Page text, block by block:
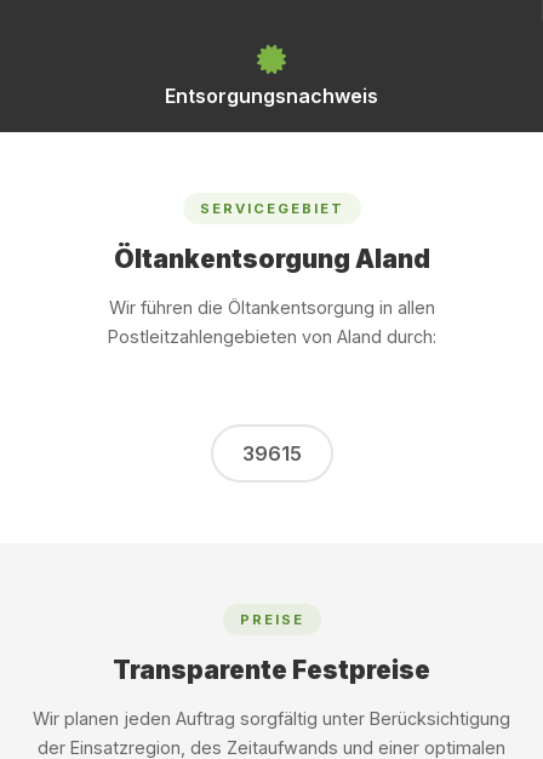
Entsorgungsnachweis
SERVICEGEBIET
Öltankentsorgung Aland
Wir führen die Öltankentsorgung in allen
Postleitzahlengebieten von Aland durch:
39615
PREISE
Transparente Festpreise
Wir planen jeden Auftrag sorgfältig unter Berücksichtigung
der Einsatzregion, des Zeitaufwands und einer optimalen